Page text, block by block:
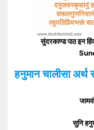
सुंदरकाण्ड पाठ इन
हनुमान चालीसा अर्थ
सुनि